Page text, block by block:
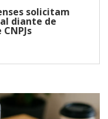
solicitam
diante de